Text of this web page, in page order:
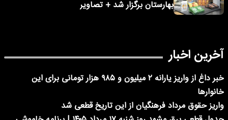
بهارستان برگزار شد + تصاویر
آخرین اخبار
خبر داغ از واریز یارانه ۲ میلیون و ۹۸۵ هزار تومانی برای این
خانوارها
واریز حقوق مرداد فرهنگیان از این تاریخ قطعی شد